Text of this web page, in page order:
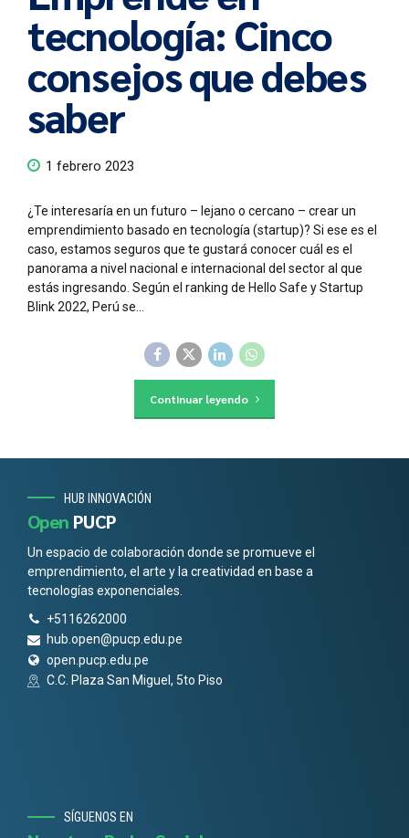
tecnología: Cinco
consejos que debes
saber
1 febrero 2023
¿Te interesaría en un futuro – lejano o cercano – crear un
emprendimiento basado en tecnología (startup)? Si ese es el
caso, estamos seguros que te gustará conocer cuál es el
panorama a nivel nacional e internacional del sector al que
estás ingresando. Según el ranking de Hello Safe y Startup
Blink 2022, Perú se...
Continuar leyendo
HUB INNOVACIÓN
Open PUCP
Un espacio de colaboración donde se promueve el
emprendimiento, el arte y la creatividad en base a
tecnologías exponenciales.
+5116262000
hub.open@pucp.edu.pe
open.pucp.edu.pe
C.C. Plaza San Miguel, 5to Piso
SÍGUENOS EN